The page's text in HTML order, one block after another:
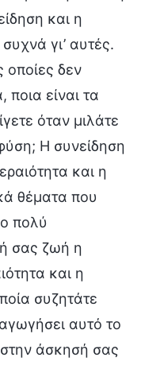
και η
γι’ αυτές.
οποίες δεν
είναι τα
όταν μιλάτε
Η συνείδηση
και η
θέματα που
πολύ
σας ζωή η
και η
συζητάτε
αυτό το
άσκησή σας